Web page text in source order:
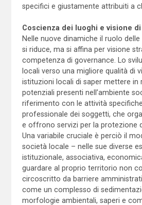
specifici e giustamente attribuiti a
Coscienza dei luoghi e visione
Nelle nuove dinamiche il ruolo
si riduce, ma si affina per visione
competenza di governance. Lo
locali verso una migliore qualità di
istituzioni locali di saper mettere in
potenziali presenti nell’ambiente
riferimento con le attività
professionale dei soggetti, che
e offrono servizi per la protezione
Una variabile cruciale è perciò il
società locale – nelle sue diverse
istituzionale, associativa,
guardare al proprio territorio non
circoscritto da barriere
come un complesso di
morfologie ambientali, saperi e